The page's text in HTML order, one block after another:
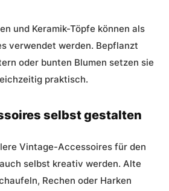
und Keramik-Töpfe können als
verwendet werden. Bepflanzt
oder bunten Blumen setzen sie
praktisch.
selbst gestalten
Vintage-Accessoires für den
selbst kreativ werden. Alte
Rechen oder Harken